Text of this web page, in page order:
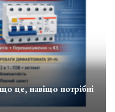
це, навіщо потрібні